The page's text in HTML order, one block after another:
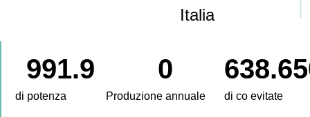
Italia
di potenza
991.9
Produzione annuale
0
di co evitate